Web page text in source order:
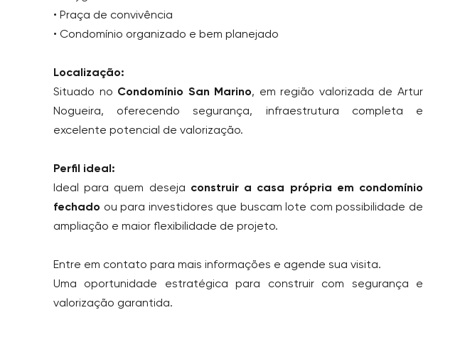
• Praça de convivência
• Condomínio organizado e bem planejado
Localização:
Situado no Condomínio San Marino, em região valorizada de Artur
Nogueira, oferecendo segurança, infraestrutura completa e
excelente potencial de valorização.
Perfil ideal:
Ideal para quem deseja construir a casa própria em condomínio
fechado ou para investidores que buscam lote com possibilidade de
ampliação e maior flexibilidade de projeto.
Entre em contato para mais informações e agende sua visita.
Uma oportunidade estratégica para construir com segurança e
valorização garantida.